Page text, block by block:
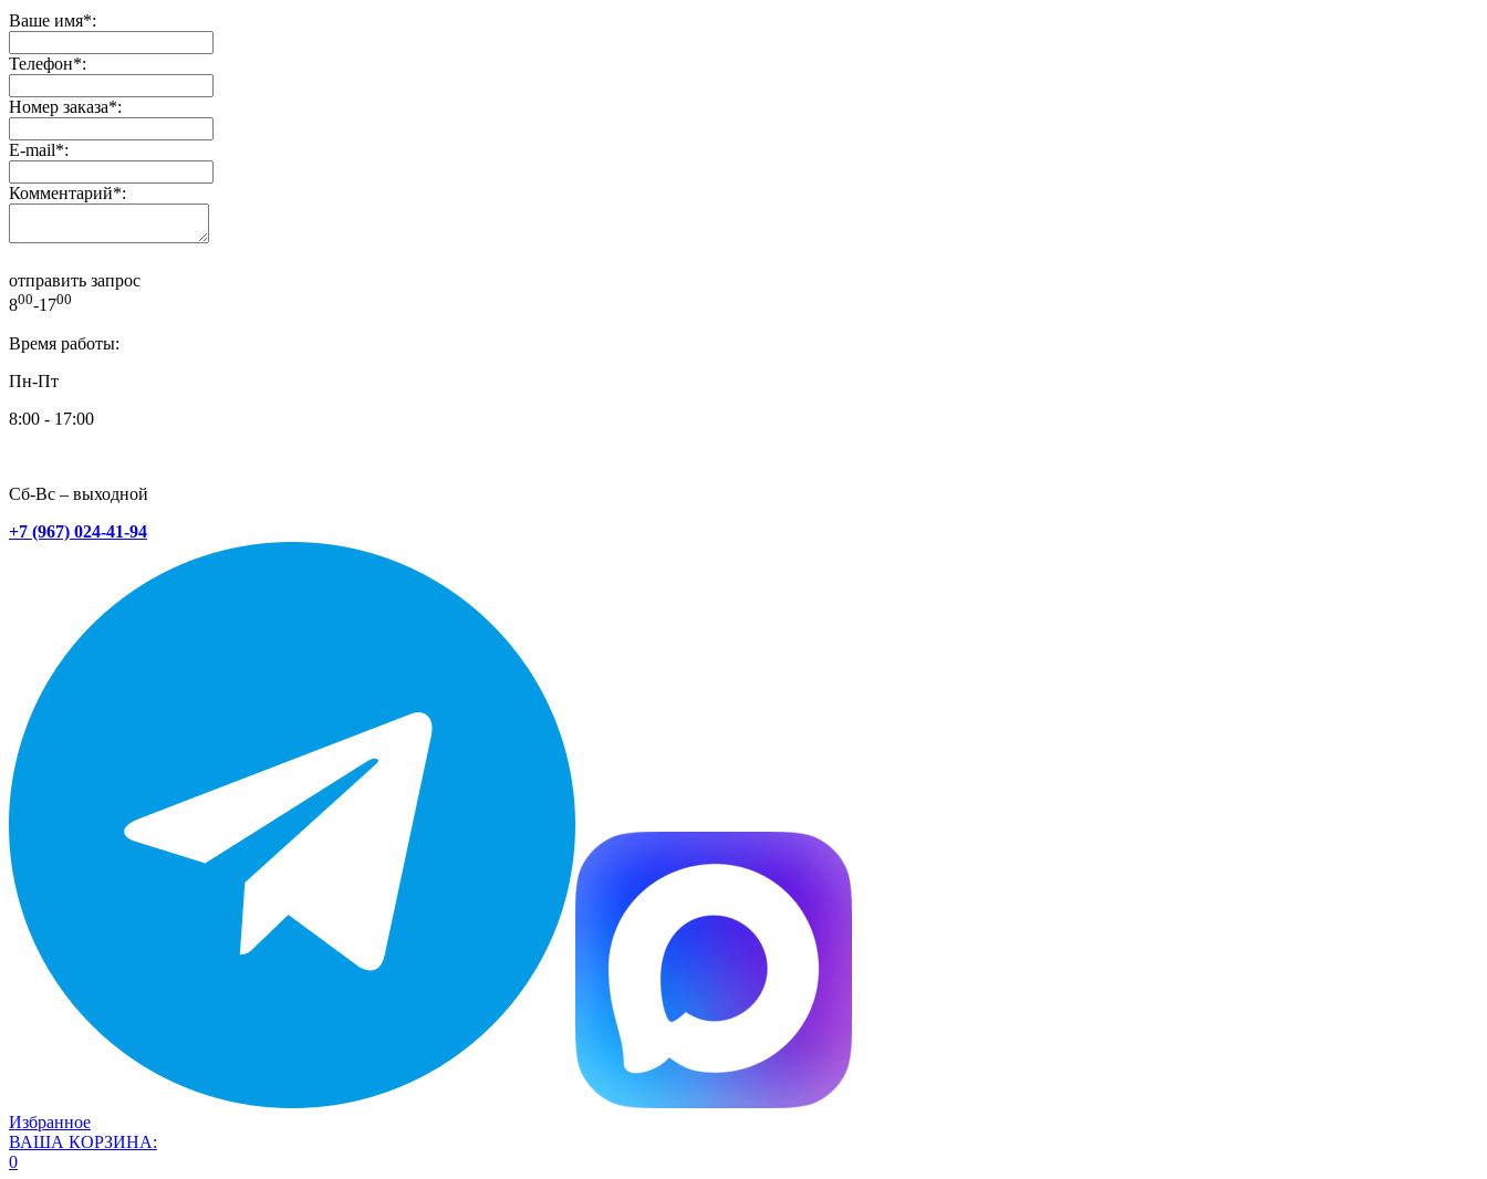
Ваше имя*:
Телефон*:
Номер заказа*:
E-mail*:
Комментарий*:
отправить запрос
800-1700
Время работы:
Пн-Пт
8:00 - 17:00
Сб-Вс – выходной
+7 (967) 024-41-94
Избранное
ВАША КОРЗИНА:
0